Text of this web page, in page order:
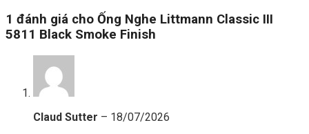
1 đánh giá cho Ống Nghe Littmann Classic III
5811 Black Smoke Finish
Claud Sutter – 18/07/2026